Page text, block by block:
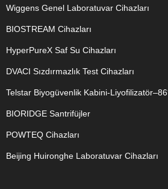
Wiggens Genel Laboratuvar Cihazları
BIOSTREAM Cihazları
HyperPureX Saf Su Cihazları
DVACI Sızdırmazlık Test Cihazları
Telstar Biyogüvenlik Kabini-
BIORIDGE Santrifüjler
POWTEQ Cihazları
Beijing Huironghe Laboratuvar Cihazları